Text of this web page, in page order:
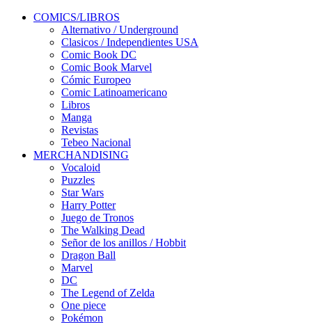
COMICS/LIBROS
Alternativo / Underground
Clasicos / Independientes USA
Comic Book DC
Comic Book Marvel
Cómic Europeo
Comic Latinoamericano
Libros
Manga
Revistas
Tebeo Nacional
MERCHANDISING
Vocaloid
Puzzles
Star Wars
Harry Potter
Juego de Tronos
The Walking Dead
Señor de los anillos / Hobbit
Dragon Ball
Marvel
DC
The Legend of Zelda
One piece
Pokémon